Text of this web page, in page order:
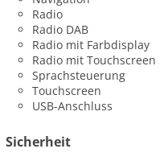
Radio
Radio DAB
Radio mit Farbdisplay
Radio mit Touchscreen
Sprachsteuerung
Touchscreen
USB-Anschluss
Sicherheit